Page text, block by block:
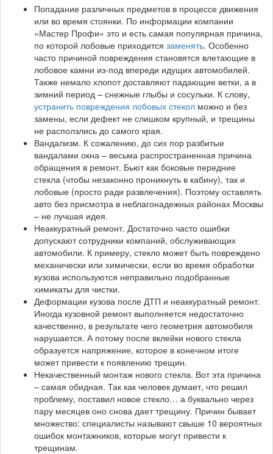
Попадание различных предметов в процессе движения
или во время стоянки. По информации компании
«Мастер Профи» это и есть самая популярная причина,
по которой лобовые приходится заменять. Особенно
часто причиной повреждения становятся влетающие в
лобовое камни из-под впереди идущих автомобилей.
Также немало хлопот доставляют падающие ветки, а в
зимний период – снежные глыбы и сосульки. К слову,
устранить повреждения лобовых стекол можно и без
замены, если дефект не слишком крупный, и трещины
не расползлись до самого края.
Вандализм. К сожалению, до сих пор разбитые
вандалами окна – весьма распространенная причина
обращения в ремонт. Бьют как боковые передние
стекла (чтобы незаконно проникнуть в кабину), так и
лобовые (просто ради развлечения). Поэтому оставлять
авто без присмотра в неблагонадежных районах Москвы
– не лучшая идея.
Неаккуратный ремонт. Достаточно часто ошибки
допускают сотрудники компаний, обслуживающих
автомобили. К примеру, стекло может быть повреждено
механически или химически, если во время обработки
кузова используются неправильно подобранные
химикаты для чистки.
Деформации кузова после ДТП и неаккуратный ремонт.
Иногда кузовной ремонт выполняется недостаточно
качественно, в результате чего геометрия автомобиля
нарушается. А потому после вклейки нового стекла
образуется напряжение, которое в конечном итоге
может привести к появлению трещин.
Некачественный монтаж нового стекла. Вот эта причина
– самая обидная. Так как человек думает, что решил
проблему, поставил новое стекло… а буквально через
пару месяцев оно снова дает трещину. Причин бывает
множество: специалисты называют свыше 10 вероятных
ошибок монтажников, которые могут привести к
трещинам.